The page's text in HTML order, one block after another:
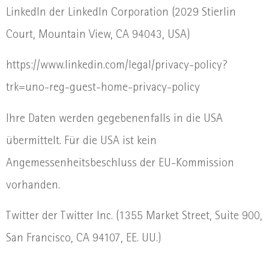
LinkedIn der LinkedIn Corporation (2029 Stierlin
Court, Mountain View, CA 94043, USA)
https://www.linkedin.com/legal/privacy-policy?
trk=uno-reg-guest-home-privacy-policy
Ihre Daten werden gegebenenfalls in die USA
übermittelt. Für die USA ist kein
Angemessenheitsbeschluss der EU-Kommission
vorhanden.
Twitter der Twitter Inc. (1355 Market Street, Suite 900,
San Francisco, CA 94107, EE. UU.)